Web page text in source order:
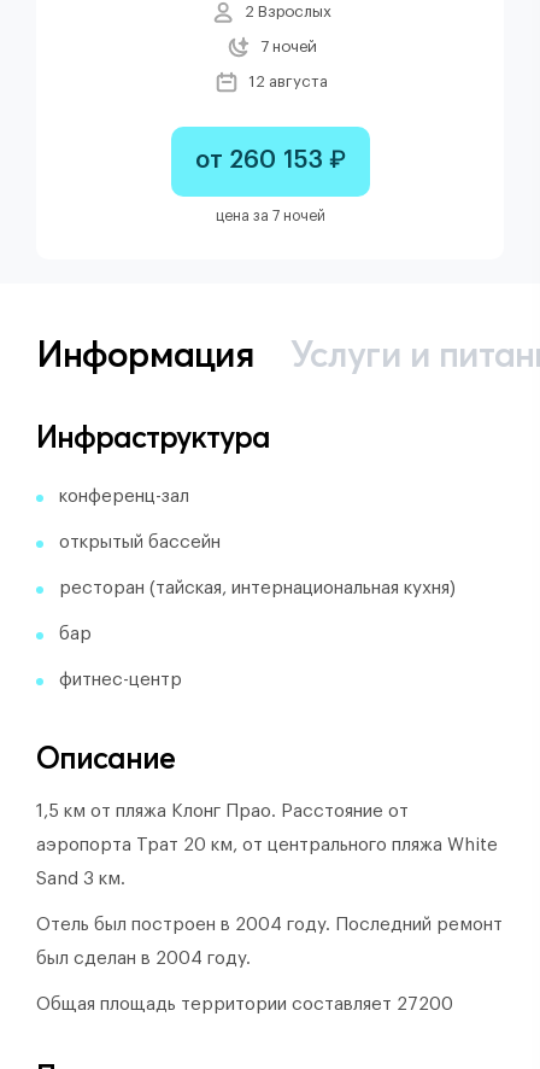
2 Взрослых
7 ночей
12 августа
от 260 153 ₽
цена за 7 ночей
Информация Услуги и
Инфраструктура
конференц-зал
открытый бассейн
ресторан (тайская, интернациональная кухня)
бар
фитнес-центр
Описание
1,5 км от пляжа Клонг Прао. Расстояние от
аэропорта Трат 20 км, от центрального пляжа White
Sand 3 км.
Отель был построен в 2004 году. Последний ремонт
был сделан в 2004 году.
Общая площадь территории составляет 27200